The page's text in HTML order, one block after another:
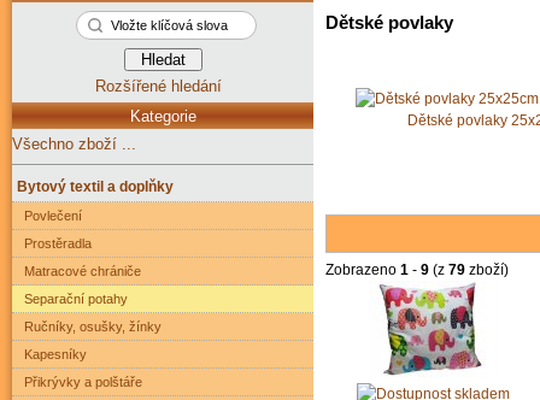
Dětské povlaky
Dětské povlaky
Zobrazeno 1 - 9 (z 79 zboží)
Rozšířené hledání
Kategorie
Všechno zboží ...
Bytový textil a doplňky
Povlečení
Prostěradla
Matracové chrániče
Separační potahy
Ručníky, osušky, žínky
Kapesníky
Přikrývky a polštáře